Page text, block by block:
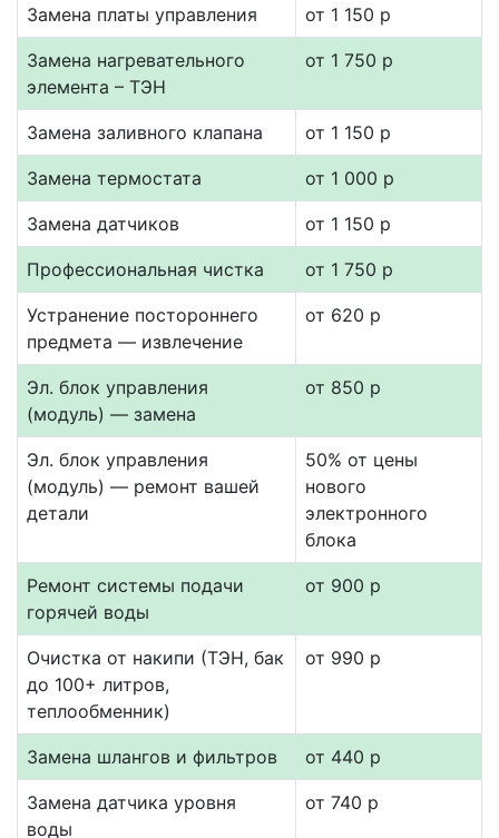
Замена платы управления от 1 150 р
Замена нагревательного
элемента – ТЭН
от 1 750 р
Замена заливного клапана от 1 150 р
Замена термостата от 1 000 р
Замена датчиков от 1 150 р
Профессиональная чистка от 1 750 р
Устранение постороннего
предмета — извлечение
от 620 р
Эл. блок управления
(модуль) — замена
от 850 р
Эл. блок управления
(модуль) — ремонт вашей
детали
50% от цены
нового
электронного
блока
Ремонт системы подачи
горячей воды
от 900 р
Очистка от накипи (ТЭН, бак
до 100+ литров,
теплообменник)
от 990 р
Замена шлангов и фильтров от 440 р
Замена датчика уровня
воды
от 740 р